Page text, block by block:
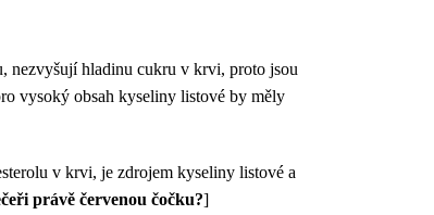
nezvyšují hladinu cukru v krvi, proto jsou
vysoký obsah kyseliny listové by měly
v krvi, je zdrojem kyseliny listové a
právě červenou čočku?]